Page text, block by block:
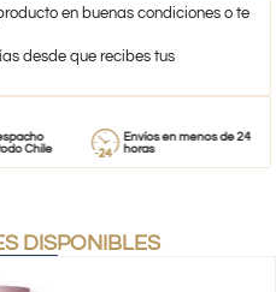
en buenas condiciones o te
desde que recibes tus
Envíos en menos de 24
horas
DISPONIBLES